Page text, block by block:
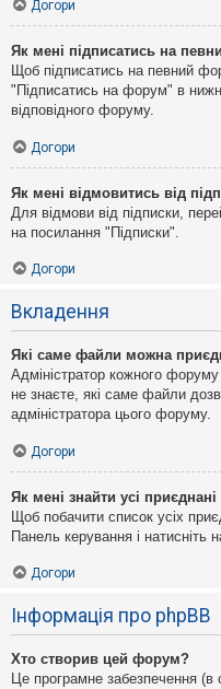
Догори
Як мені підписатись на
Щоб підписатись на певний
"Підписатись на форум" в
відповідного форуму.
Догори
Як мені відмовитись від
Для відмови від підписки,
на посилання "Підписки".
Догори
Вкладення
Які саме файли можна
Адміністратор кожного
не знаєте, які саме файли
адміністратора цього форуму.
Догори
Як мені знайти усі
Щоб побачити список усіх
Панель керування і натисніть
Догори
Інформація про phpBB
Хто створив цей форум?
Це програмне забезпечення (в